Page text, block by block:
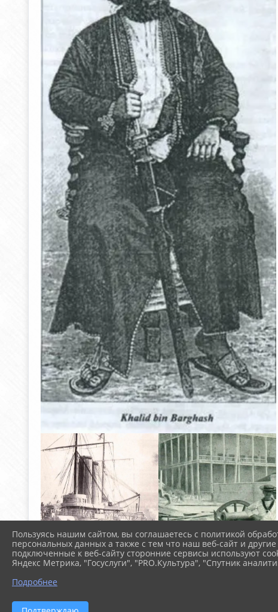
Пользуясь нашим сайтом, вы соглашаетесь с политикой
персональных данных а также с тем что наш веб-сайт и другие
подключенные к веб-сайту сторонние сервисы используют
Яндекс Метрика, "Госуслуги", "PRO.Культура", "Спутник
Подробнее